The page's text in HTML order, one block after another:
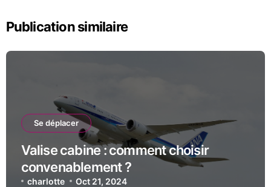
Publication similaire
Se déplacer
Valise cabine : comment choisir
convenablement ?
charlotte Oct 21, 2024